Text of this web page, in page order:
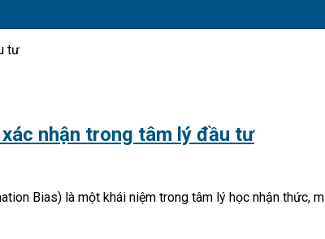
tư
nhận trong tâm lý đầu tư
Bias) là một khái niệm trong tâm lý học nhận